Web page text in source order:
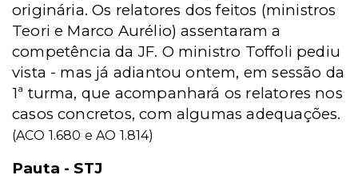
originária. Os relatores dos feitos (ministros
Teori e Marco Aurélio) assentaram a
competência da JF. O ministro Toffoli pediu
vista - mas já adiantou ontem, em sessão da
1ª turma, que acompanhará os relatores nos
casos concretos, com algumas adequações.
(ACO 1.680 e AO 1.814)
Pauta - STJ